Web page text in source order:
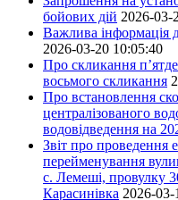
бойових дій 2026-03-
Важлива інформація
2026-03-20 10:05:40
Про скликання
восьмого скликання
Про встановлення
централізованого
водовідведення на
Звіт про проведення
перейменування
с. Лемеші, провулку
Карасинівка 2026-03-